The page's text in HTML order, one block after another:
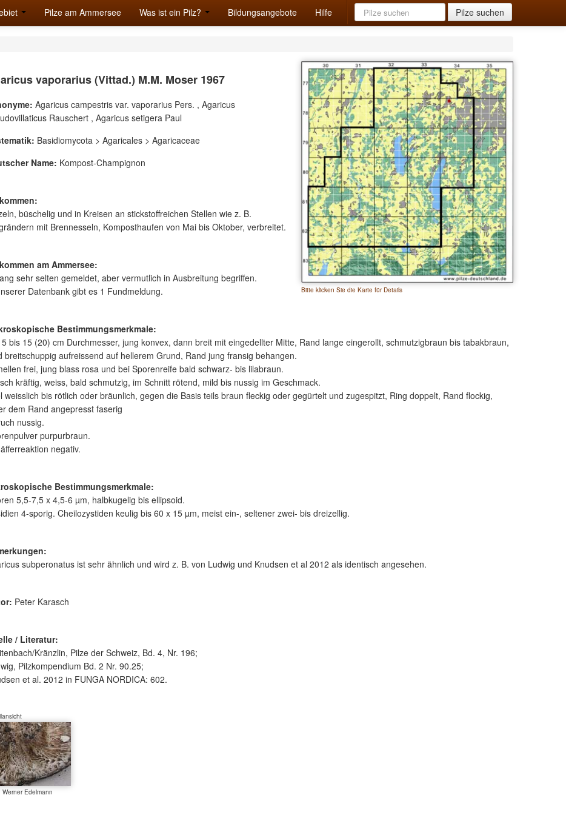
Pilze am Ammersee Was ist ein Pilz? Bildungsangebote Hilfe
Bitte klicken Sie die Karte für Details
vaporarius (Vittad.) M.M. Moser 1967
Agaricus campestris var. vaporarius Pers. , Agaricus
Rauschert , Agaricus setigera Paul
Basidiomycota > Agaricales > Agaricaceae
Name: Kompost-Champignon
büschelig und in Kreisen an stickstoffreichen Stellen wie z. B.
mit Brennesseln, Komposthaufen von Mai bis Oktober, verbreitet.
am Ammersee:
sehr selten gemeldet, aber vermutlich in Ausbreitung begriffen.
Datenbank gibt es 1 Fundmeldung.
Bestimmungsmerkmale:
5 bis 15 (20) cm Durchmesser, jung konvex, dann breit mit eingedellter Mitte, Rand lange eingerollt, schmutzigbraun bis tabakbraun,
breitschuppig aufreissend auf hellerem Grund, Rand jung fransig behangen.
frei, jung blass rosa und bei Sporenreife bald schwarz- bis lilabraun.
kräftig, weiss, bald schmutzig, im Schnitt rötend, mild bis nussig im Geschmack.
weisslich bis rötlich oder bräunlich, gegen die Basis teils braun fleckig oder gegürtelt und zugespitzt, Ring doppelt, Rand flockig,
dem Rand angepresst faserig
nussig.
purpurbraun.
negativ.
Bestimmungsmerkmale:
5,5-7,5 x 4,5-6 µm, halbkugelig bis ellipsoid.
4-sporig. Cheilozystiden keulig bis 60 x 15 µm, meist ein-, seltener zwei- bis dreizellig.
subperonatus ist sehr ähnlich und wird z. B. von Ludwig und Knudsen et al 2012 als identisch angesehen.
Peter Karasch
/ Literatur:
Kränzlin, Pilze der Schweiz, Bd. 4, Nr. 196;
Pilzkompendium Bd. 2 Nr. 90.25;
et al. 2012 in FUNGA NORDICA: 602.
Werner Edelmann